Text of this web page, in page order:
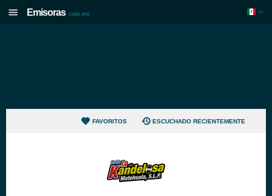
Emisoras .com.mx
FAVORITOS ESCUCHADO RECIENTEMENTE